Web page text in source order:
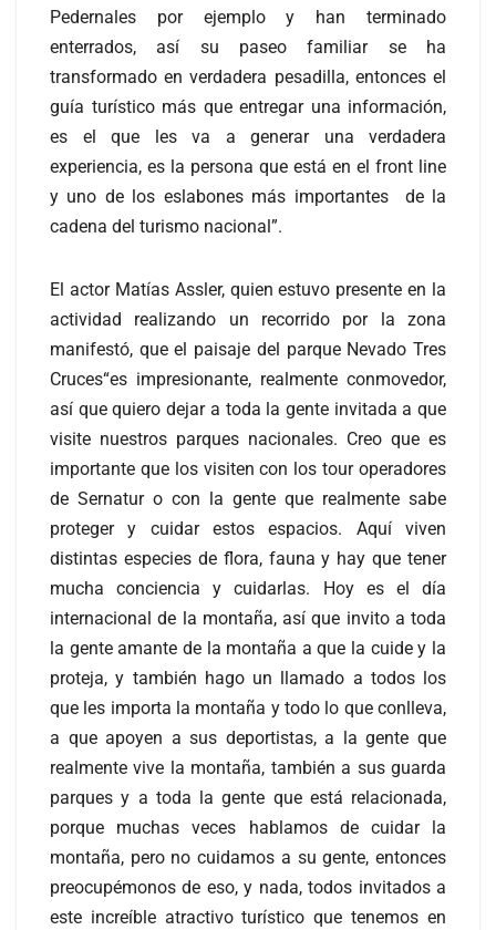
Pedernales por ejemplo y han terminado
enterrados, así su paseo familiar se ha
transformado en verdadera pesadilla, entonces el
guía turístico más que entregar una información,
es el que les va a generar una verdadera
experiencia, es la persona que está en el front line
y uno de los eslabones más importantes de la
cadena del turismo nacional”.
El actor Matías Assler, quien estuvo presente en la
actividad realizando un recorrido por la zona
manifestó, que el paisaje del parque Nevado Tres
Cruces“es impresionante, realmente conmovedor,
así que quiero dejar a toda la gente invitada a que
visite nuestros parques nacionales. Creo que es
importante que los visiten con los tour operadores
de Sernatur o con la gente que realmente sabe
proteger y cuidar estos espacios. Aquí viven
distintas especies de flora, fauna y hay que tener
mucha conciencia y cuidarlas. Hoy es el día
internacional de la montaña, así que invito a toda
la gente amante de la montaña a que la cuide y la
proteja, y también hago un llamado a todos los
que les importa la montaña y todo lo que conlleva,
a que apoyen a sus deportistas, a la gente que
realmente vive la montaña, también a sus guarda
parques y a toda la gente que está relacionada,
porque muchas veces hablamos de cuidar la
montaña, pero no cuidamos a su gente, entonces
preocupémonos de eso, y nada, todos invitados a
este increíble atractivo turístico que tenemos en